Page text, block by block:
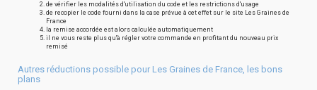
de vérifier les modalités d'utilisation du code et les restrictions d'usage
de recopier le code fourni dans la case prévue à cet effet sur le site Les Graines de
France
la remise accordée est alors calculée automatiquement
il ne vous reste plus qu'à régler votre commande en profitant du nouveau prix
remisé
Autres réductions possible pour Les Graines de France, les bons
plans